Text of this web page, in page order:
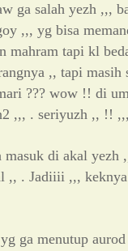
ga salah yezh ,,,
,,, yg bisa
mahram tapi kl
,, tapi masih
??? wow !! di
,,, . seriyuzh ,, !!
di akal yezh
,, . Jadiiii ,,,
ga menutup